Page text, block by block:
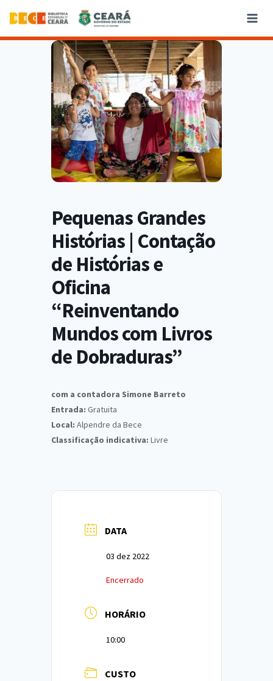
Pequenas Grandes
Histórias | Contação
de Histórias e
Oficina
“Reinventando
Mundos com Livros
de Dobraduras”
com a contadora Simone Barreto
Entrada: Gratuita
Local: Alpendre da Bece
Classificação indicativa: Livre
DATA
03 dez 2022
Encerrado
HORÁRIO
10:00
CUSTO